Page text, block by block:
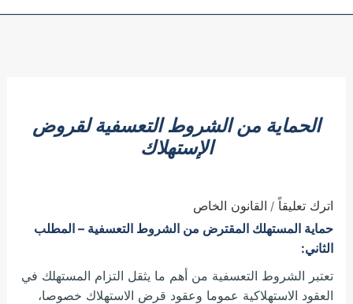
الحماية من الشروط التعسفية لقروض
الإستهلاك
اترك تعليقاً / القانون الخاص
حماية المستهلك المقترض من الشروط التعسفية – المطلب
الثاني:
تعتبر الشروط التعسفية من أهم ما يثقل التزام المستهلك في
العقود الاستهلاكية عموما وعقود قرض الاستهلاك خصوصا،